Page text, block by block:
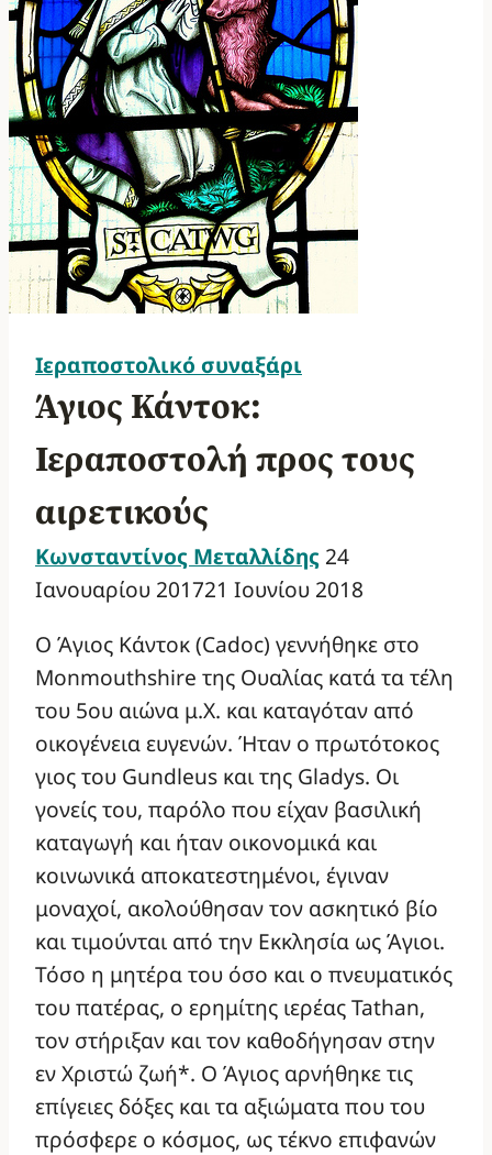
Ιεραποστολικό συναξάρι
Άγιος Κάντοκ:
Ιεραποστολή προς τους
αιρετικούς
Κωνσταντίνος Μεταλλίδης 24
Ιανουαρίου 201721 Ιουνίου 2018
Ο Άγιος Κάντοκ (Cadoc) γεννήθηκε στο
Monmouthshire της Ουαλίας κατά τα τέλη
του 5ου αιώνα μ.Χ. και καταγόταν από
οικογένεια ευγενών. Ήταν ο πρωτότοκος
γιος του Gundleus και της Gladys. Οι
γονείς του, παρόλο που είχαν βασιλική
καταγωγή και ήταν οικονομικά και
κοινωνικά αποκατεστημένοι, έγιναν
μοναχοί, ακολούθησαν τον ασκητικό βίο
και τιμούνται από την Εκκλησία ως Άγιοι.
Τόσο η μητέρα του όσο και ο πνευματικός
του πατέρας, ο ερημίτης ιερέας Tathan,
τον στήριξαν και τον καθοδήγησαν στην
εν Χριστώ ζωή*. Ο Άγιος αρνήθηκε τις
επίγειες δόξες και τα αξιώματα που του
πρόσφερε ο κόσμος, ως τέκνο επιφανών